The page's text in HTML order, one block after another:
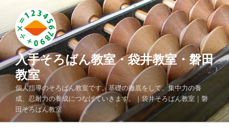
テ
ン
ツ
へ
ス
ッ
入手そろばん教室・袋井教室・磐田
教室
個人指導のそろばん教室です。基礎の徹底をして、集中力の養
成、忍耐力の養成につなげていきます。｜袋井そろばん教室｜磐
田そろばん教室